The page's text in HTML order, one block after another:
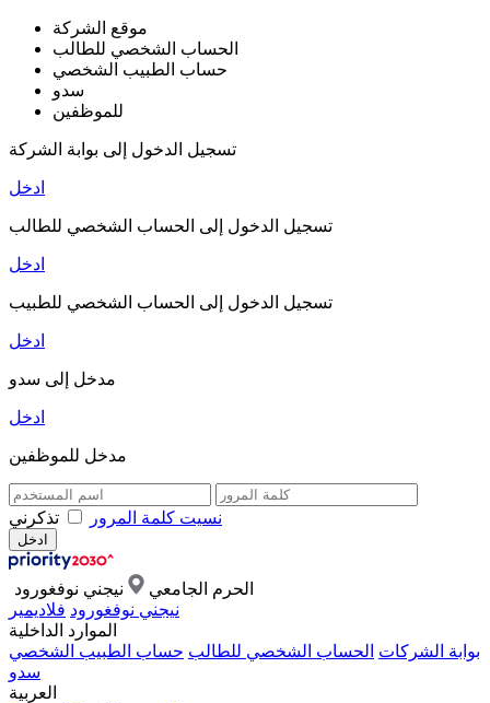
موقع الشركة
الحساب الشخصي للطالب
حساب الطبيب الشخصي
سدو
للموظفين
تسجيل الدخول إلى بوابة الشركة
ادخل
تسجيل الدخول إلى الحساب الشخصي للطالب
ادخل
تسجيل الدخول إلى الحساب الشخصي للطبيب
ادخل
مدخل إلى سدو
ادخل
مدخل للموظفين
نسيت كلمة المرور تذكرني
الحرم الجامعي
نيجني نوفغورود
نيجني نوفغورود فلاديمير
الموارد الداخلية
بوابة الشركات الحساب الشخصي للطالب حساب الطبيب الشخصي
سدو
العربية